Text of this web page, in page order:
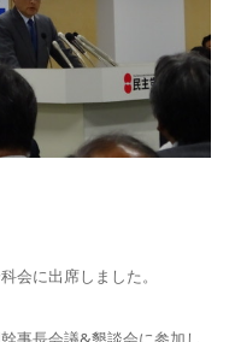
会に出席しました。